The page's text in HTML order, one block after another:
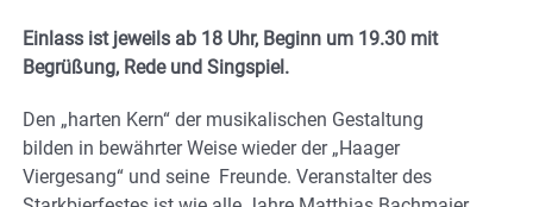
Einlass ist jeweils ab 18 Uhr, Beginn um 19.30 mit
Begrüßung, Rede und Singspiel.
Den „harten Kern“ der musikalischen Gestaltung
bilden in bewährter Weise wieder der „Haager
Viergesang“ und seine Freunde. Veranstalter des